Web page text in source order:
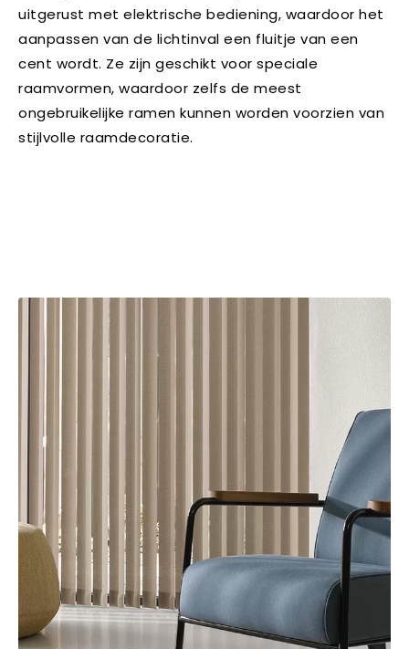
uitgerust met elektrische bediening, waardoor het
aanpassen van de lichtinval een fluitje van een
cent wordt. Ze zijn geschikt voor speciale
raamvormen, waardoor zelfs de meest
ongebruikelijke ramen kunnen worden voorzien van
stijlvolle raamdecoratie.